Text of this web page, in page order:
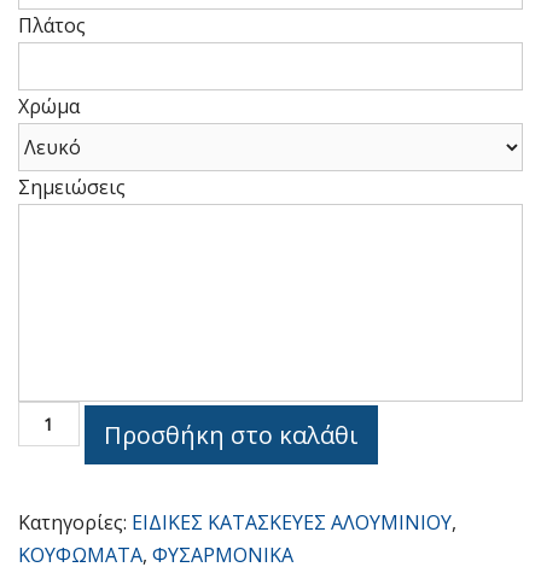
Πλάτος
Χρώμα
Σημειώσεις
ΦΥΣΑΡΜΟΝΙΚΑ
EFD
Hybrid
ποσότητα
Προσθήκη στο καλάθι
Κατηγορίες: ΕΙΔΙΚΕΣ ΚΑΤΑΣΚΕΥΕΣ ΑΛΟΥΜΙΝΙΟΥ,
ΚΟΥΦΩΜΑΤΑ, ΦΥΣΑΡΜΟΝΙΚΑ